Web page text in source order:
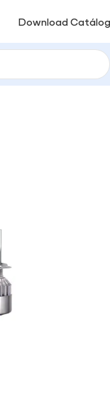
Download